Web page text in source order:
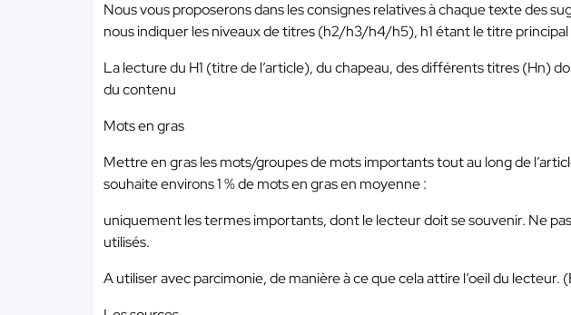
Nous vous proposerons dans les consignes relatives à chaque texte des
nous indiquer les niveaux de titres (h2/h3/h4/h5), h1 étant le titre principal
La lecture du H1 (titre de l’article), du chapeau, des différents titres (Hn)
du contenu
Mots en gras
Mettre en gras les mots/groupes de mots importants tout au long de
souhaite environs 1 % de mots en gras en moyenne :
uniquement les termes importants, dont le lecteur doit se souvenir. Ne
utilisés.
A utiliser avec parcimonie, de manière à ce que cela attire l’oeil du lecteur.